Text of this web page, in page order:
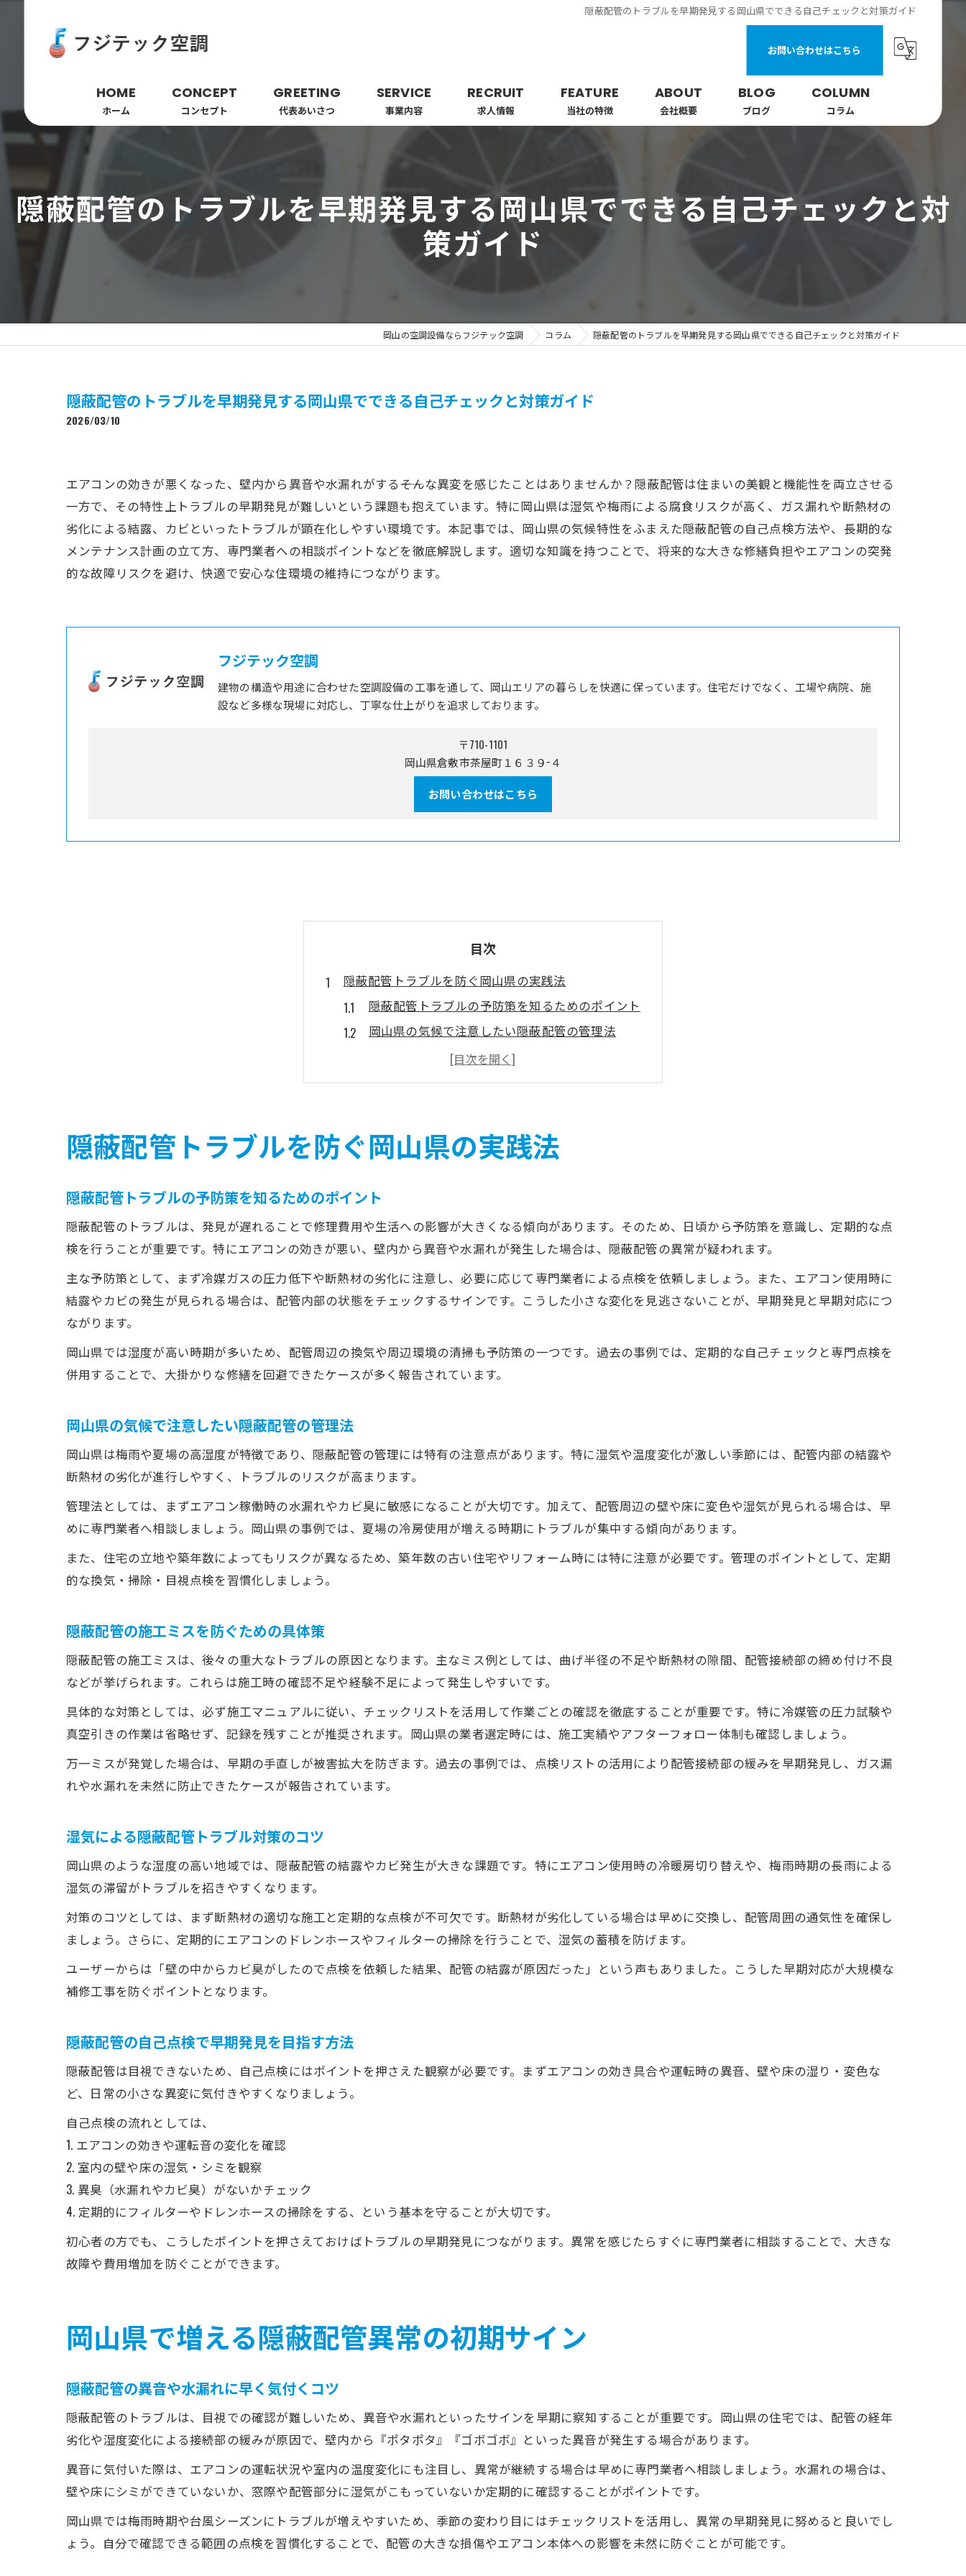
隠蔽配管のトラブルを早期発見する岡山県でできる自己チェックと対策ガイド
お問い合わせはこちら
HOME
ホーム
CONCEPT
コンセプト
GREETING
代表あいさつ
SERVICE
事業内容
RECRUIT
求人情報
FEATURE
当社の特徴
ビルトイン
エアコン
ABOUT
会社概要
BLOG
ブログ
COLUMN
コラム
隠蔽配管のトラブルを早期発見する岡山県でできる自己チェックと対
策ガイド
岡山の空調設備ならフジテック空調 コラム 隠蔽配管のトラブルを早期発見する岡山県でできる自己チェックと対策ガイド
隠蔽配管のトラブルを早期発見する岡山県でできる自己チェックと対策ガイド
2026/03/10
エアコンの効きが悪くなった、壁内から異音や水漏れがする――そんな異変を感じたことはありませんか？隠蔽配管は住まいの美観と機能性を両立させる
一方で、その特性上トラブルの早期発見が難しいという課題も抱えています。特に岡山県は湿気や梅雨による腐食リスクが高く、ガス漏れや断熱材の
劣化による結露、カビといったトラブルが顕在化しやすい環境です。本記事では、岡山県の気候特性をふまえた隠蔽配管の自己点検方法や、長期的な
メンテナンス計画の立て方、専門業者への相談ポイントなどを徹底解説します。適切な知識を持つことで、将来的な大きな修繕負担やエアコンの突発
的な故障リスクを避け、快適で安心な住環境の維持につながります。
フジテック空調
建物の構造や用途に合わせた空調設備の工事を通して、岡山エリアの暮らしを快適に保っています。住宅だけでなく、工場や病院、施
設など多様な現場に対応し、丁寧な仕上がりを追求しております。
〒710-1101
岡山県倉敷市茶屋町１６３９−４
お問い合わせはこちら
目次
隠蔽配管トラブルを防ぐ岡山県の実践法
隠蔽配管トラブルの予防策を知るためのポイント
岡山県の気候で注意したい隠蔽配管の管理法
隠蔽配管の施工ミスを防ぐための具体策
湿気による隠蔽配管トラブル対策のコツ
岡山県で増える隠蔽配管異常の初期サイン
隠蔽配管の異音や水漏れに早く気付くコツ
配管の変色や異臭はトラブルの初期サイン
岡山県特有の気候が隠蔽配管に与える影響
隠蔽配管トラブルの初期症状を見逃さない方法
結露や異音に気づく隠蔽配管チェック術
隠蔽配管の結露を見抜くチェックポイント
水漏れサインを見逃さない隠蔽配管の点検法
配管内の空気漏れが示す初期トラブルの特徴
湿気と経年劣化が隠蔽配管に及ぼす影響
湿気による隠蔽配管の腐食リスクを考える
経年劣化で進行する隠蔽配管の問題点
断熱材劣化が引き起こす結露と水漏れ
隠蔽配管の長期トラブル予防の基本知識
配管内部の異常を見極める自己点検法
経年劣化によるトラブルを未然に防ぐ方法
長期使用の隠蔽配管が抱えるリスクを解説
定期点検が耐用年数を延ばす理由とは
ガス漏れや水漏れの原因を見抜くポイント
隠蔽配管のガス漏れを早期発見する方法
水漏れリスクが高まる原因と予防策
異常発生時に取るべき応急処置の手順
隠蔽配管トラブルを防ぐ岡山県の実践法
隠蔽配管トラブルの予防策を知るためのポイント
隠蔽配管のトラブルは、発見が遅れることで修理費用や生活への影響が大きくなる傾向があります。そのため、日頃から予防策を意識し、定期的な点
検を行うことが重要です。特にエアコンの効きが悪い、壁内から異音や水漏れが発生した場合は、隠蔽配管の異常が疑われます。
主な予防策として、まず冷媒ガスの圧力低下や断熱材の劣化に注意し、必要に応じて専門業者による点検を依頼しましょう。また、エアコン使用時に
結露やカビの発生が見られる場合は、配管内部の状態をチェックするサインです。こうした小さな変化を見逃さないことが、早期発見と早期対応につ
ながります。
岡山県では湿度が高い時期が多いため、配管周辺の換気や周辺環境の清掃も予防策の一つです。過去の事例では、定期的な自己チェックと専門点検を
併用することで、大掛かりな修繕を回避できたケースが多く報告されています。
岡山県の気候で注意したい隠蔽配管の管理法
岡山県は梅雨や夏場の高湿度が特徴であり、隠蔽配管の管理には特有の注意点があります。特に湿気や温度変化が激しい季節には、配管内部の結露や
断熱材の劣化が進行しやすく、トラブルのリスクが高まります。
管理法としては、まずエアコン稼働時の水漏れやカビ臭に敏感になることが大切です。加えて、配管周辺の壁や床に変色や湿気が見られる場合は、早
めに専門業者へ相談しましょう。岡山県の事例では、夏場の冷房使用が増える時期にトラブルが集中する傾向があります。
また、住宅の立地や築年数によってもリスクが異なるため、築年数の古い住宅やリフォーム時には特に注意が必要です。管理のポイントとして、定期
的な換気・掃除・目視点検を習慣化しましょう。
隠蔽配管の施工ミスを防ぐための具体策
隠蔽配管の施工ミスは、後々の重大なトラブルの原因となります。主なミス例としては、曲げ半径の不足や断熱材の隙間、配管接続部の締め付け不良
などが挙げられます。これらは施工時の確認不足や経験不足によって発生しやすいです。
具体的な対策としては、必ず施工マニュアルに従い、チェックリストを活用して作業ごとの確認を徹底することが重要です。特に冷媒管の圧力試験や
真空引きの作業は省略せず、記録を残すことが推奨されます。岡山県の業者選定時には、施工実績やアフターフォロー体制も確認しましょう。
万一ミスが発覚した場合は、早期の手直しが被害拡大を防ぎます。過去の事例では、点検リストの活用により配管接続部の緩みを早期発見し、ガス漏
れや水漏れを未然に防止できたケースが報告されています。
湿気による隠蔽配管トラブル対策のコツ
岡山県のような湿度の高い地域では、隠蔽配管の結露やカビ発生が大きな課題です。特にエアコン使用時の冷暖房切り替えや、梅雨時期の長雨による
湿気の滞留がトラブルを招きやすくなります。
対策のコツとしては、まず断熱材の適切な施工と定期的な点検が不可欠です。断熱材が劣化している場合は早めに交換し、配管周囲の通気性を確保し
ましょう。さらに、定期的にエアコンのドレンホースやフィルターの掃除を行うことで、湿気の蓄積を防げます。
ユーザーからは「壁の中からカビ臭がしたので点検を依頼した結果、配管の結露が原因だった」という声もありました。こうした早期対応が大規模な
補修工事を防ぐポイントとなります。
隠蔽配管の自己点検で早期発見を目指す方法
隠蔽配管は目視できないため、自己点検にはポイントを押さえた観察が必要です。まずエアコンの効き具合や運転時の異音、壁や床の湿り・変色な
ど、日常の小さな異変に気付きやすくなりましょう。
自己点検の流れとしては、
1. エアコンの効きや運転音の変化を確認
2. 室内の壁や床の湿気・シミを観察
3. 異臭（水漏れやカビ臭）がないかチェック
4. 定期的にフィルターやドレンホースの掃除をする、という基本を守ることが大切です。
初心者の方でも、こうしたポイントを押さえておけばトラブルの早期発見につながります。異常を感じたらすぐに専門業者に相談することで、大きな
故障や費用増加を防ぐことができます。
岡山県で増える隠蔽配管異常の初期サイン
隠蔽配管の異音や水漏れに早く気付くコツ
隠蔽配管のトラブルは、目視での確認が難しいため、異音や水漏れといったサインを早期に察知することが重要です。岡山県の住宅では、配管の経年
劣化や湿度変化による接続部の緩みが原因で、壁内から『ポタポタ』『ゴボゴボ』といった異音が発生する場合があります。
異音に気付いた際は、エアコンの運転状況や室内の温度変化にも注目し、異常が継続する場合は早めに専門業者へ相談しましょう。水漏れの場合は、
壁や床にシミができていないか、窓際や配管部分に湿気がこもっていないか定期的に確認することがポイントです。
岡山県では梅雨時期や台風シーズンにトラブルが増えやすいため、季節の変わり目にはチェックリストを活用し、異常の早期発見に努めると良いでし
ょう。自分で確認できる範囲の点検を習慣化することで、配管の大きな損傷やエアコン本体への影響を未然に防ぐことが可能です。